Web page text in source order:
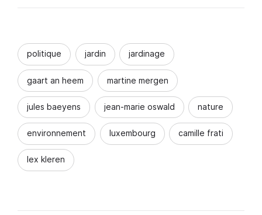
politique jardin jardinage
gaart an heem martine mergen
jules baeyens jean-marie oswald nature
environnement luxembourg camille frati
lex kleren